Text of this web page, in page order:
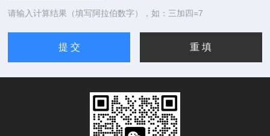
请输入计算结果（填写阿拉伯数字），如：三加四=7